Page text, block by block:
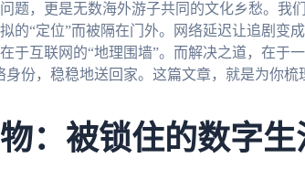
题，更是无数海外游子共同的文化乡愁。我
的“定位”而被隔在门外。网络延迟让追剧变
于互联网的“地理围墙”。而解决之道，在于
身份，稳稳地送回家。这篇文章，就是为你梳
：被锁住的数字生